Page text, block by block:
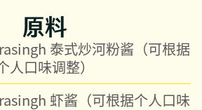
原料
泰式炒河粉酱（可根据
人口味调整）
虾酱（可根据个人口味